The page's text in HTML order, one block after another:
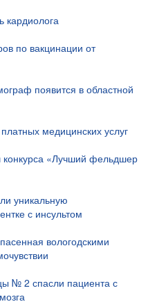
по вакцинации от
появится в областной
медицинских услуг
«Лучший фельдшер
уникальную
с инсультом
вологодскими
№ 2 спасли пациента с